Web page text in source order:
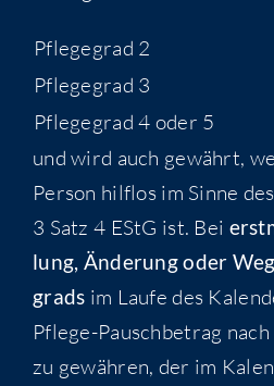
Pfle­ge­grad 2
Pfle­ge­grad 3
Pfle­ge­grad 4 oder 5
und wird auch gewährt,
Per­son hilf­los im Sin­ne
3 Satz 4 EStG ist. Bei
lung, Ände­rung oder
grads im Lau­fe des
Pfle­ge-Pausch­be­trag
zu gewäh­ren, der im